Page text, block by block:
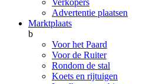
Verkopers
Advertentie plaatsen
Marktplaats
b
Voor het Paard
Voor de Ruiter
Rondom de stal
Koets en rijtuigen